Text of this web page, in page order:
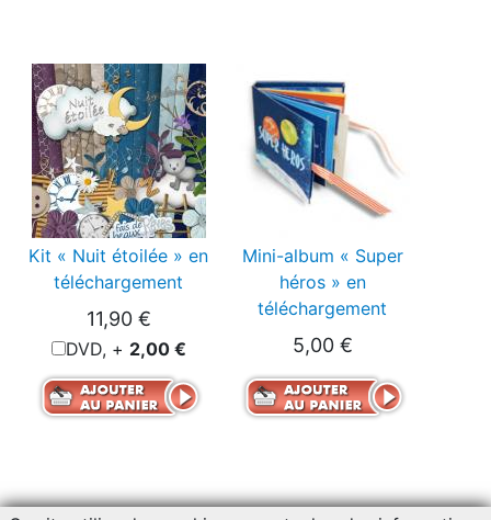
Kit « Nuit étoilée » en
téléchargement
11,90 €
DVD, + 2,00 €
Mini-album « Super
héros » en
téléchargement
5,00 €